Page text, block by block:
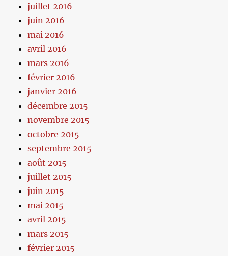
juillet 2016
juin 2016
mai 2016
avril 2016
mars 2016
février 2016
janvier 2016
décembre 2015
novembre 2015
octobre 2015
septembre 2015
août 2015
juillet 2015
juin 2015
mai 2015
avril 2015
mars 2015
février 2015